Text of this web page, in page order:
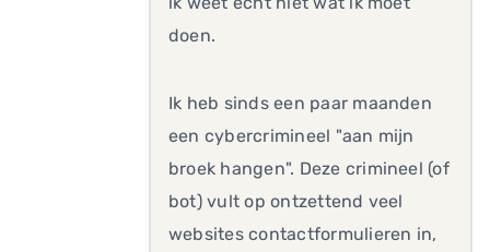
doen.
Ik heb sinds een paar maanden
een cybercrimineel "aan mijn
broek hangen". Deze crimineel (of
bot) vult op ontzettend veel
websites contactformulieren in,